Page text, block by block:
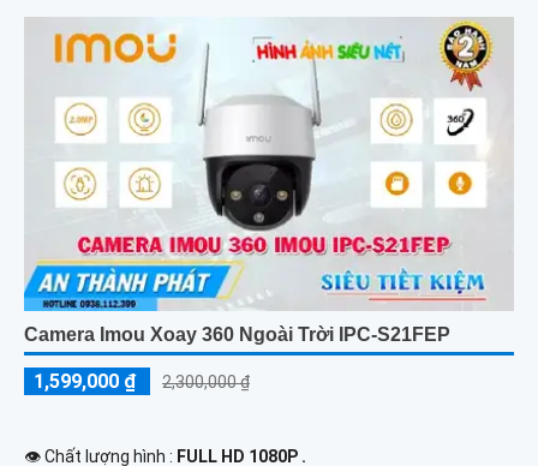
Camera Imou Xoay 360 Ngoài Trời IPC-S21FEP
1,599,000 ₫ 2,300,000 ₫
👁 Chất lượng hình : FULL HD 1080P .